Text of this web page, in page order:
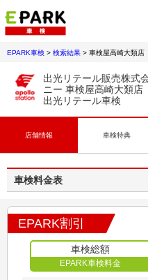
EPARK車検 > 検索結果 > 車検屋高崎大類店
出光リテール販売株
ニー 車検屋高崎大類店
出光リテール車検
店舗情報 車検特典
車検料金表
EPARK割引
車検総額
EPARK車検料金